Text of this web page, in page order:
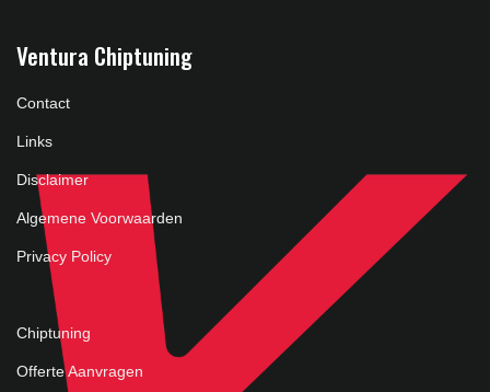
Ventura Chiptuning
Contact
Links
Disclaimer
Algemene Voorwaarden
Privacy Policy
Chiptuning
Offerte Aanvragen